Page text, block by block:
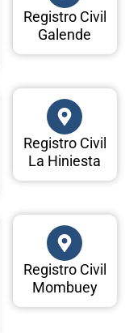
Registro Civil
Galende
Registro Civil
La Hiniesta
Registro Civil
Mombuey